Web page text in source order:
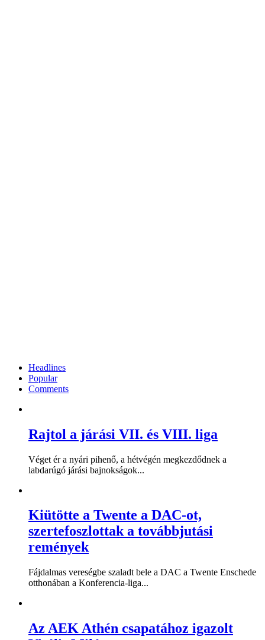
Headlines
Popular
Comments
Rajtol a járási VII. és VIII. liga
Véget ér a nyári pihenő, a hétvégén megkezdődnek a
labdarúgó járási bajnokságok...
Kiütötte a Twente a DAC-ot,
szertefoszlottak a továbbjutási
remények
Fájdalmas vereségbe szaladt bele a DAC a Twente Enschede
otthonában a Konferencia-liga...
Az AEK Athén csapatához igazolt